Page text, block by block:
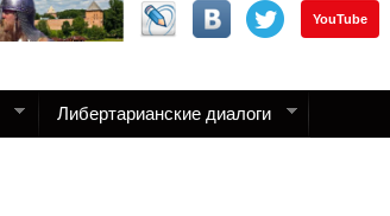
YouTube
Либертарианские диалоги